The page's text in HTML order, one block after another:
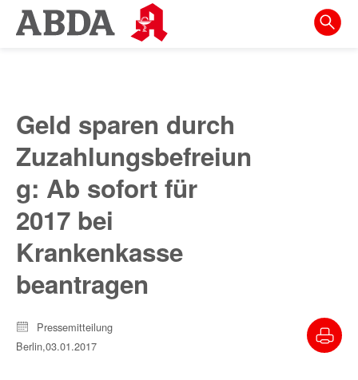
Springe
direkt
zur
Meta-
Navigation
zum
Inhalt
zur
Suche
Geld sparen durch
Zuzahlungsbefreiun
g: Ab sofort für
2017 bei
Krankenkasse
beantragen
Pressemitteilung
Berlin,03.01.2017